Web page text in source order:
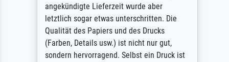
angekündigte Lieferzeit wurde aber
letztlich sogar etwas unterschritten. Die
Qualität des Papiers und des Drucks
(Farben, Details usw.) ist nicht nur gut,
sondern hervorragend. Selbst ein Druck ist